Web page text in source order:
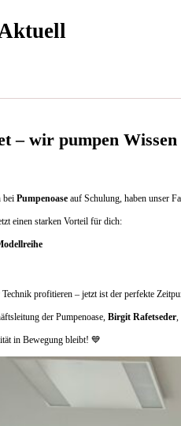
– wir pumpen
beiPumpenoase auf Schulung, haben unser
einen starken Vorteil für dich:
profitieren – jetzt ist der perfekte
der Pumpenoase,Birgit Rafetseder
in Bewegung bleibt! 💙